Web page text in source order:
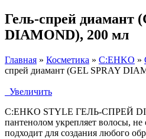
Гель-спрей диамант
DIAMOND), 200 мл
Главная » Косметика » C:EHKO »
спрей диамант (GEL SPRAY
Увеличить
C:EHKO STYLE ГЕЛЬ-СПРЕЙ
пантенолом укрепляет волосы, не
подходит для создания любого